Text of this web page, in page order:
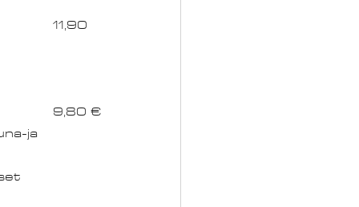
Noutopöydästä :  														9,80 €
ja